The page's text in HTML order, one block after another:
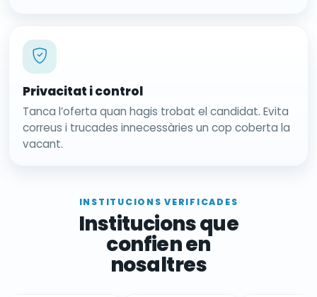
Privacitat i control
Tanca l’oferta quan hagis trobat el candidat. Evita
correus i trucades innecessàries un cop coberta la
vacant.
INSTITUCIONS VERIFICADES
Institucions que
confien en
nosaltres